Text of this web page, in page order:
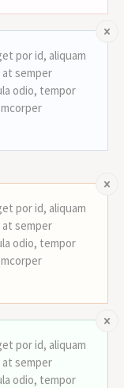
por id, aliquam
semper
odio, tempor
por id, aliquam
semper
odio, tempor
por id, aliquam
semper
odio, tempor